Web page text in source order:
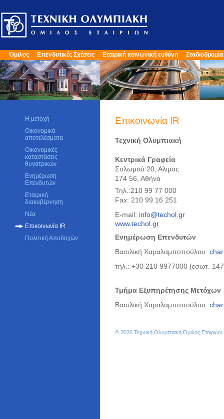
Όμιλος Επενδυτικές Σχέσεις Εταιρική κοινωνική ευθύνη Σταδιοδρομία
Η μετοχή
Οικονομικά
αποτελέσματα
Οικονομικές
καταστάσεις
θυγατρικών
Ενημέρωση
Επενδυτών
Εταιρική
διακυβέρνηση
Νέα
Επικοινωνία IR
Πολιτική Αποδοχών
Επικοινωνία IR
Τεχνική Ολυμπιακή
Κεντρικά Γραφεία
Σολωμού 20, Αλιμος
174 56, Αθήνα
Τηλ.:210 99 77 000
Fax: 210 99 16 251
E-mail: info@techol.gr
www.techol.gr
Ενημέρωση Επενδυτών
Βασιλική Χαραλαμποπούλου:
τηλ.: +30 210 9977000 (εσωτ.
Τμήμα Εξυπηρέτησης Μετόχων
Βασιλική Χαραλαμποπούλου:
© 2026 Τεχνική Ολυμπιακή Όμιλος